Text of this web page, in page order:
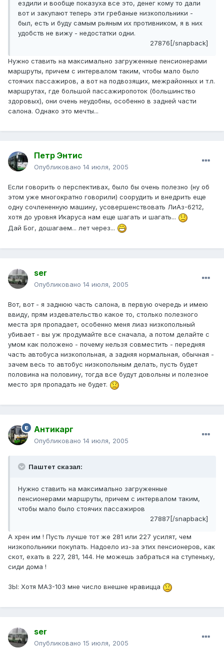
ездили и вообще показуха все это, денег кому то дали
вот и закупают теперь эти гребаные низкопольники -
был, есть и буду самым рьяным их противником, я в них
удобств не вижу - недостатки одни.
27876[/snapback]
Нужно ставить на максимально загруженные пенсионерами
маршруты, причем с интервалом таким, чтобы мало было
стоячих пассажиров, а вот на подвозящих, межрайонных и т.п.
маршрутах, где большой пассажиропоток (большинство
здоровых), они очень неудобны, особенно в задней части
салона. Однако это мечты...
Петр Энтис
Опубликовано 14 июля, 2005
Если говорить о перспективах, было бы очень полезно (ну об
этом уже многократно говорили) соорудить и внедрить еще
одну сочлененную машину, усовершенствовать ЛиАз-6212,
хотя до уровня Икаруса нам еще шагать и шагать...
Дай Бог, дошагаем... лет через...
ser
Опубликовано 14 июля, 2005
Вот, вот - я заднюю часть салона, в первую очередь и имею
ввиду, прям издевательство какое то, столько полезного
места зря пропадает, особенно меня лиаз низкопольный
убивает - вы уж продумайте все сначала, а потом делайте с
умом как положено - почему нельзя совместить - передняя
часть автобуса низкопольная, а задняя нормальная, обычная -
зачем весь то автобус низкопольным делать, пусть будет
половина на половину, тогда все будут довольны и полезное
место зря пропадать не будет.
Антикарг
Опубликовано 14 июля, 2005
Паштет сказал:
Нужно ставить на максимально загруженные
пенсионерами маршруты, причем с интервалом таким,
чтобы мало было стоячих пассажиров
27887[/snapback]
А хрен им ! Пусть лучше тот же 281 или 227 усилят, чем
низкопольники покупать. Надоело из-за этих пенсионеров, как
скот, ехать в 227, 281, 144. Не можешь забраться на ступеньку,
сиди дома !
ЗЫ: Хотя МАЗ-103 мне число внешне нравицца
ser
Опубликовано 15 июля, 2005